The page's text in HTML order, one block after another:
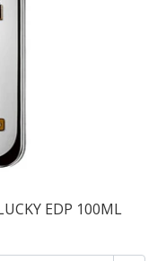
EDP 100ML